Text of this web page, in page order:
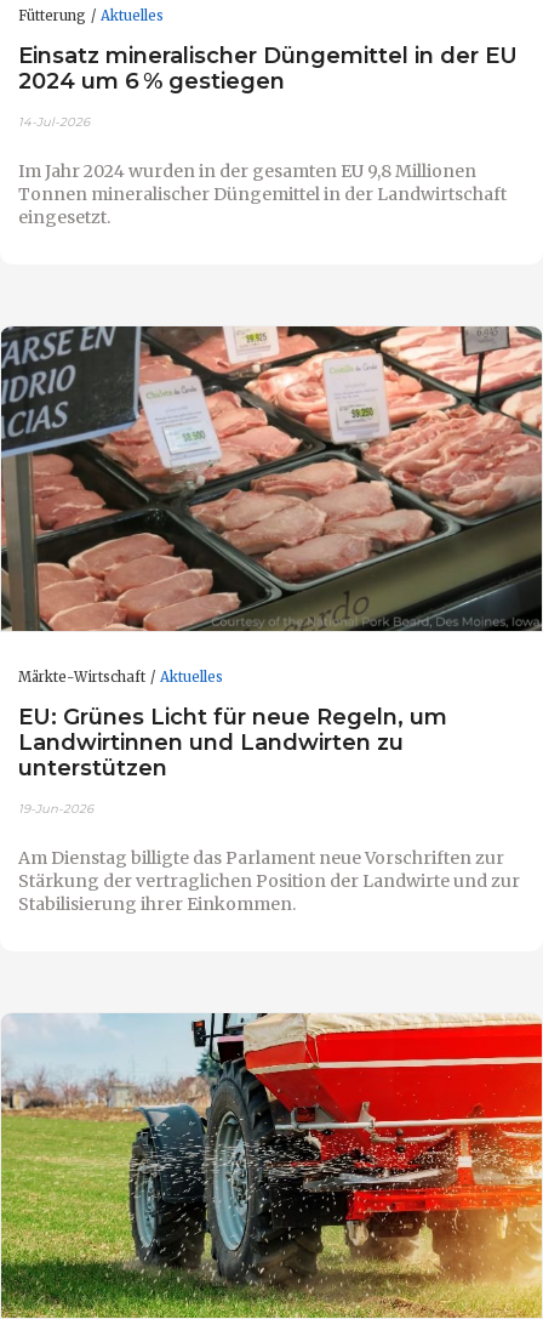
Fütterung Aktuelles
Einsatz mineralischer Düngemittel in der EU
2024 um 6 % gestiegen
14-Jul-2026
Im Jahr 2024 wurden in der gesamten EU 9,8 Millionen
Tonnen mineralischer Düngemittel in der Landwirtschaft
eingesetzt.
Märkte-Wirtschaft Aktuelles
EU: Grünes Licht für neue Regeln, um
Landwirtinnen und Landwirten zu
unterstützen
19-Jun-2026
Am Dienstag billigte das Parlament neue Vorschriften zur
Stärkung der vertraglichen Position der Landwirte und zur
Stabilisierung ihrer Einkommen.